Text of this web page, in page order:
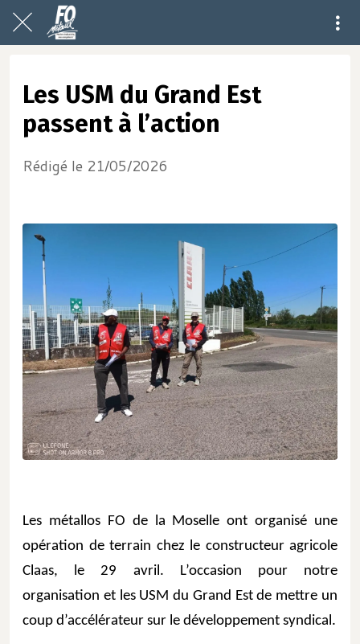
Les USM du Grand Est
passent à l’action
Rédigé le 21/05/2026
Les métallos FO de la Moselle ont organisé une
opération de terrain chez le constructeur agricole
Claas, le 29 avril. L’occasion pour notre
organisation et les USM du Grand Est de mettre un
coup d’accélérateur sur le développement syndical.